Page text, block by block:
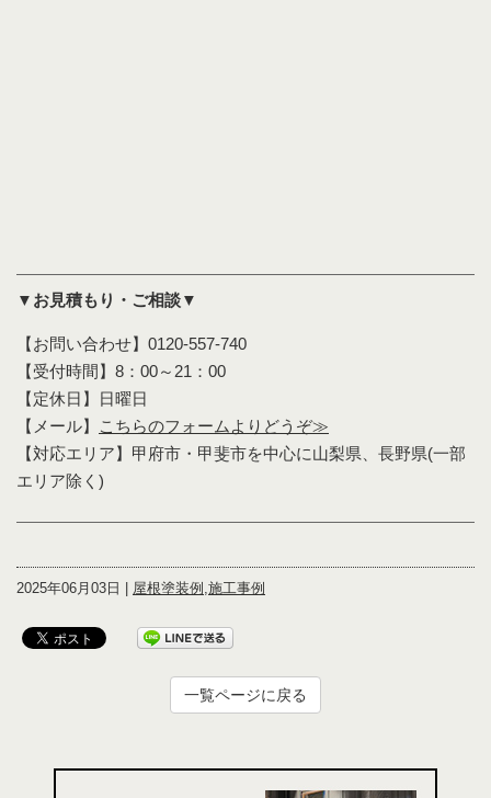
▼お見積もり・ご相談▼
【お問い合わせ】0120-557-740
【受付時間】8：00～21：00
【定休日】日曜日
【メール】
こちらのフォームよりどうぞ≫
【対応エリア】甲府市・甲斐市を中心に山梨県、長野県(一部
エリア除く)
2025年06月03日 | 屋根塗装例 ,施工事例
一覧ページに戻る